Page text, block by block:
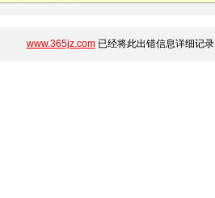
www.365jz.com已经将此出错信息详细记